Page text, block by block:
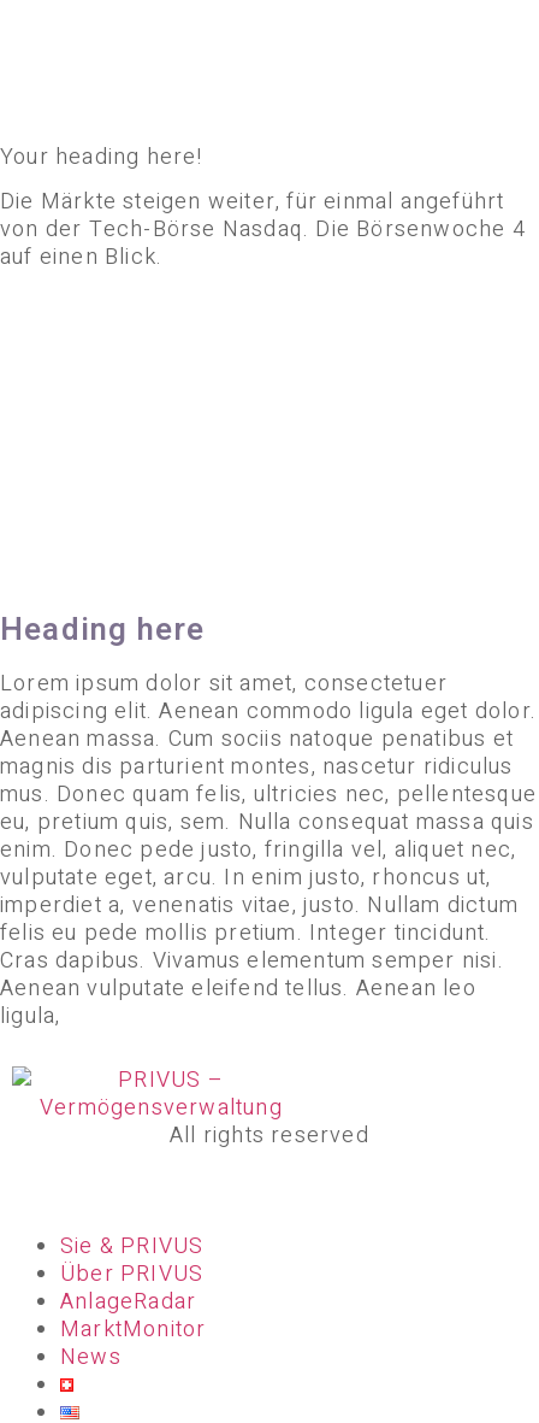
Your heading here!
Die Märkte steigen weiter, für einmal angeführt
von der Tech-Börse Nasdaq. Die Börsenwoche 4
auf einen Blick.
Heading here
Lorem ipsum dolor sit amet, consectetuer
adipiscing elit. Aenean commodo ligula eget dolor.
Aenean massa. Cum sociis natoque penatibus et
magnis dis parturient montes, nascetur ridiculus
mus. Donec quam felis, ultricies nec, pellentesque
eu, pretium quis, sem. Nulla consequat massa quis
enim. Donec pede justo, fringilla vel, aliquet nec,
vulputate eget, arcu. In enim justo, rhoncus ut,
imperdiet a, venenatis vitae, justo. Nullam dictum
felis eu pede mollis pretium. Integer tincidunt.
Cras dapibus. Vivamus elementum semper nisi.
Aenean vulputate eleifend tellus. Aenean leo
ligula,
All rights reserved
Sie & PRIVUS
Über PRIVUS
AnlageRadar
MarktMonitor
News